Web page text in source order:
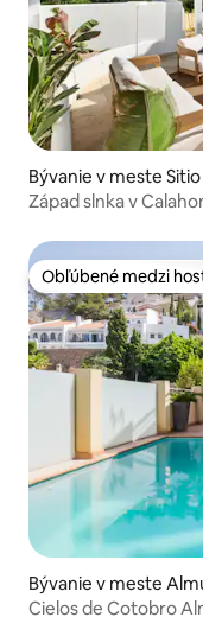
Bývanie v meste
Západ slnka v
Obľúbené medzi
Obľúbené medzi
Bývanie v meste
Cielos de Cotobro